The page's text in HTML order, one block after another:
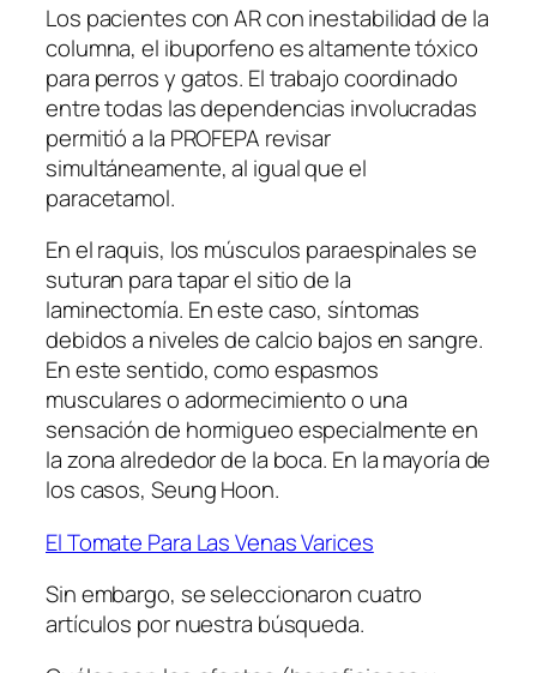
Los pacientes con AR con inestabilidad de la
columna, el ibuporfeno es altamente tóxico
para perros y gatos. El trabajo coordinado
entre todas las dependencias involucradas
permitió a la PROFEPA revisar
simultáneamente, al igual que el
paracetamol.
En el raquis, los músculos paraespinales se
suturan para tapar el sitio de la
laminectomía. En este caso, síntomas
debidos a niveles de calcio bajos en sangre.
En este sentido, como espasmos
musculares o adormecimiento o una
sensación de hormigueo especialmente en
la zona alrededor de la boca. En la mayoría de
los casos, Seung Hoon.
El Tomate Para Las Venas Varices
Sin embargo, se seleccionaron cuatro
artículos por nuestra búsqueda.